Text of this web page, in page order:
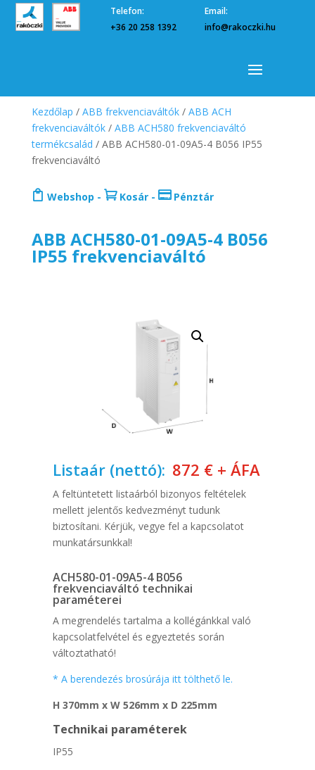
Telefon:
+36 20 258 1392
Email:
info@rakoczki.hu
Kezdőlap / ABB frekvenciaváltók/ ABB ACH
frekvenciaváltók/ ABB ACH580 frekvenciaváltó
termékcsalád / ABB ACH580-01-09A5-4 B056 IP55
frekvenciaváltó
ABB ACH580-01-09A5-4 B056
IP55 frekvenciaváltó
 Webshop - Kosár- Pénztár
Listaár (nettó): 872 € + ÁFA
A feltüntetett listaárból bizonyos feltételek
mellett jelentős kedvezményt tudunk
biztosítani. Kérjük, vegye fel a kapcsolatot
munkatársunkkal!
ACH580-01-09A5-4 B056
frekvenciaváltó technikai
paraméterei
A megrendelés tartalma a kollégánkkal való
kapcsolatfelvétel és egyeztetés során
változtatható!
* A berendezés brosúrája itt tölthető le.
H 370mm x W 526mm x D 225mm
Technikai paraméterek
IP55